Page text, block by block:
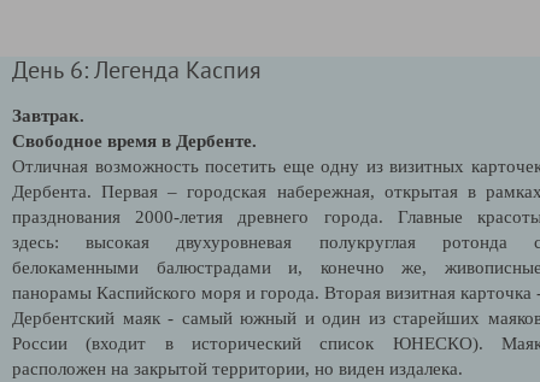
День 6: Легенда Каспия
Завтрак.
Свободное время в Дербенте.
Отличная возможность посетить еще одну из визитных
Дербента. Первая – городская набережная, открытая в
празднования 2000-летия древнего города. Главные
здесь: высокая двухуровневая полукруглая ротонда
белокаменными балюстрадами и, конечно же,
панорамы Каспийского моря и города. Вторая визитная карточка
Дербентский маяк - самый южный и один из старейших
России (входит в исторический список ЮНЕСКО).
расположен на закрытой территории, но виден издалека.